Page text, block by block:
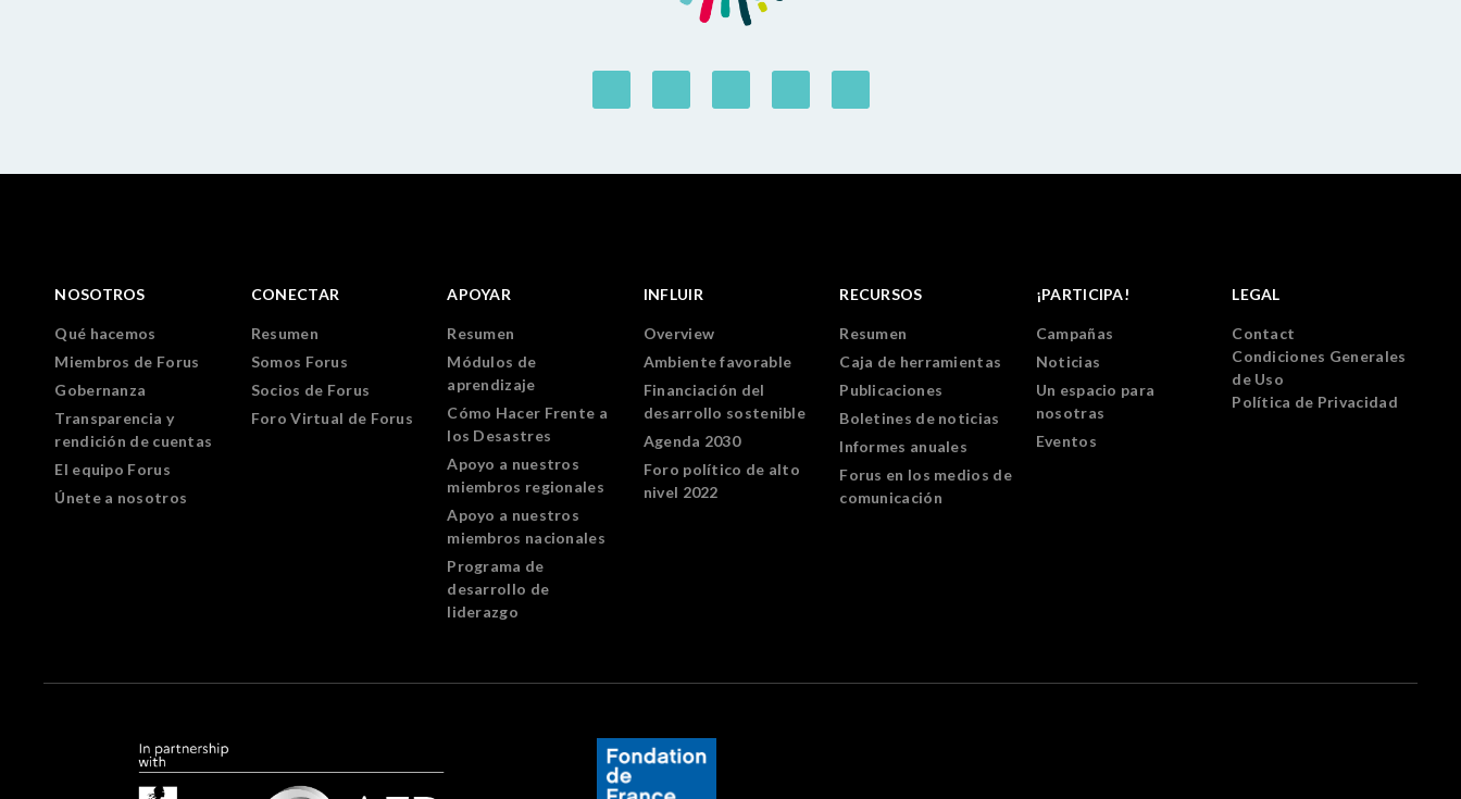
NOSOTROS
Qué hacemos
Miembros de Forus
Gobernanza
Transparencia y
rendición de cuentas
El equipo Forus
Únete a nosotros
CONECTAR
Resumen
Somos Forus
Socios de Forus
Foro Virtual de Forus
APOYAR
Resumen
Módulos de
aprendizaje
Cómo Hacer Frente a
los Desastres
Apoyo a nuestros
miembros regionales
Apoyo a nuestros
miembros nacionales
Programa de
desarrollo de
liderazgo
INFLUIR
Overview
Ambiente favorable
Financiación del
desarrollo sostenible
Agenda 2030
Foro político de alto
nivel 2022
RECURSOS
Resumen
Caja de herramientas
Publicaciones
Boletines de noticias
Informes anuales
Forus en los medios de
comunicación
¡PARTICIPA!
Campañas
Noticias
Un espacio para
nosotras
Eventos
LEGAL
Contact
Condiciones Generales
de Uso
Política de Privacidad